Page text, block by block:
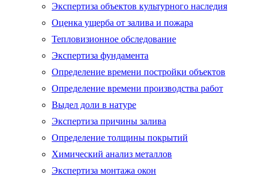
Экспертиза объектов культурного наследия
Оценка ущерба от залива и пожара
Тепловизионное обследование
Экспертиза фундамента
Определение времени постройки объектов
Определение времени производства работ
Выдел доли в натуре
Экспертиза причины залива
Определение толщины покрытий
Химический анализ металлов
Экспертиза монтажа окон